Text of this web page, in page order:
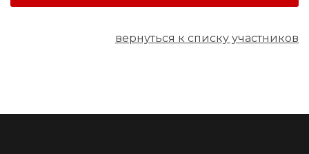
вернуться к списку участников